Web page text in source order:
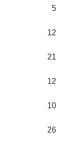
5
12
21
12
10
26